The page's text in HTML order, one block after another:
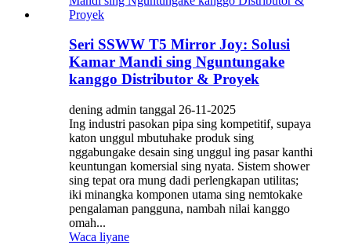
Seri SSWW T5 Mirror Joy: Solusi
Kamar Mandi sing Nguntungake
kanggo Distributor & Proyek
dening admin tanggal 26-11-2025
Ing industri pasokan pipa sing kompetitif, supaya
katon unggul mbutuhake produk sing
nggabungake desain sing unggul ing pasar kanthi
keuntungan komersial sing nyata. Sistem shower
sing tepat ora mung dadi perlengkapan utilitas;
iki minangka komponen utama sing nemtokake
pengalaman pangguna, nambah nilai kanggo
omah...
Waca liyane